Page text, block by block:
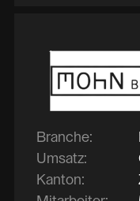
Branche:
Umsatz:
Kanton: